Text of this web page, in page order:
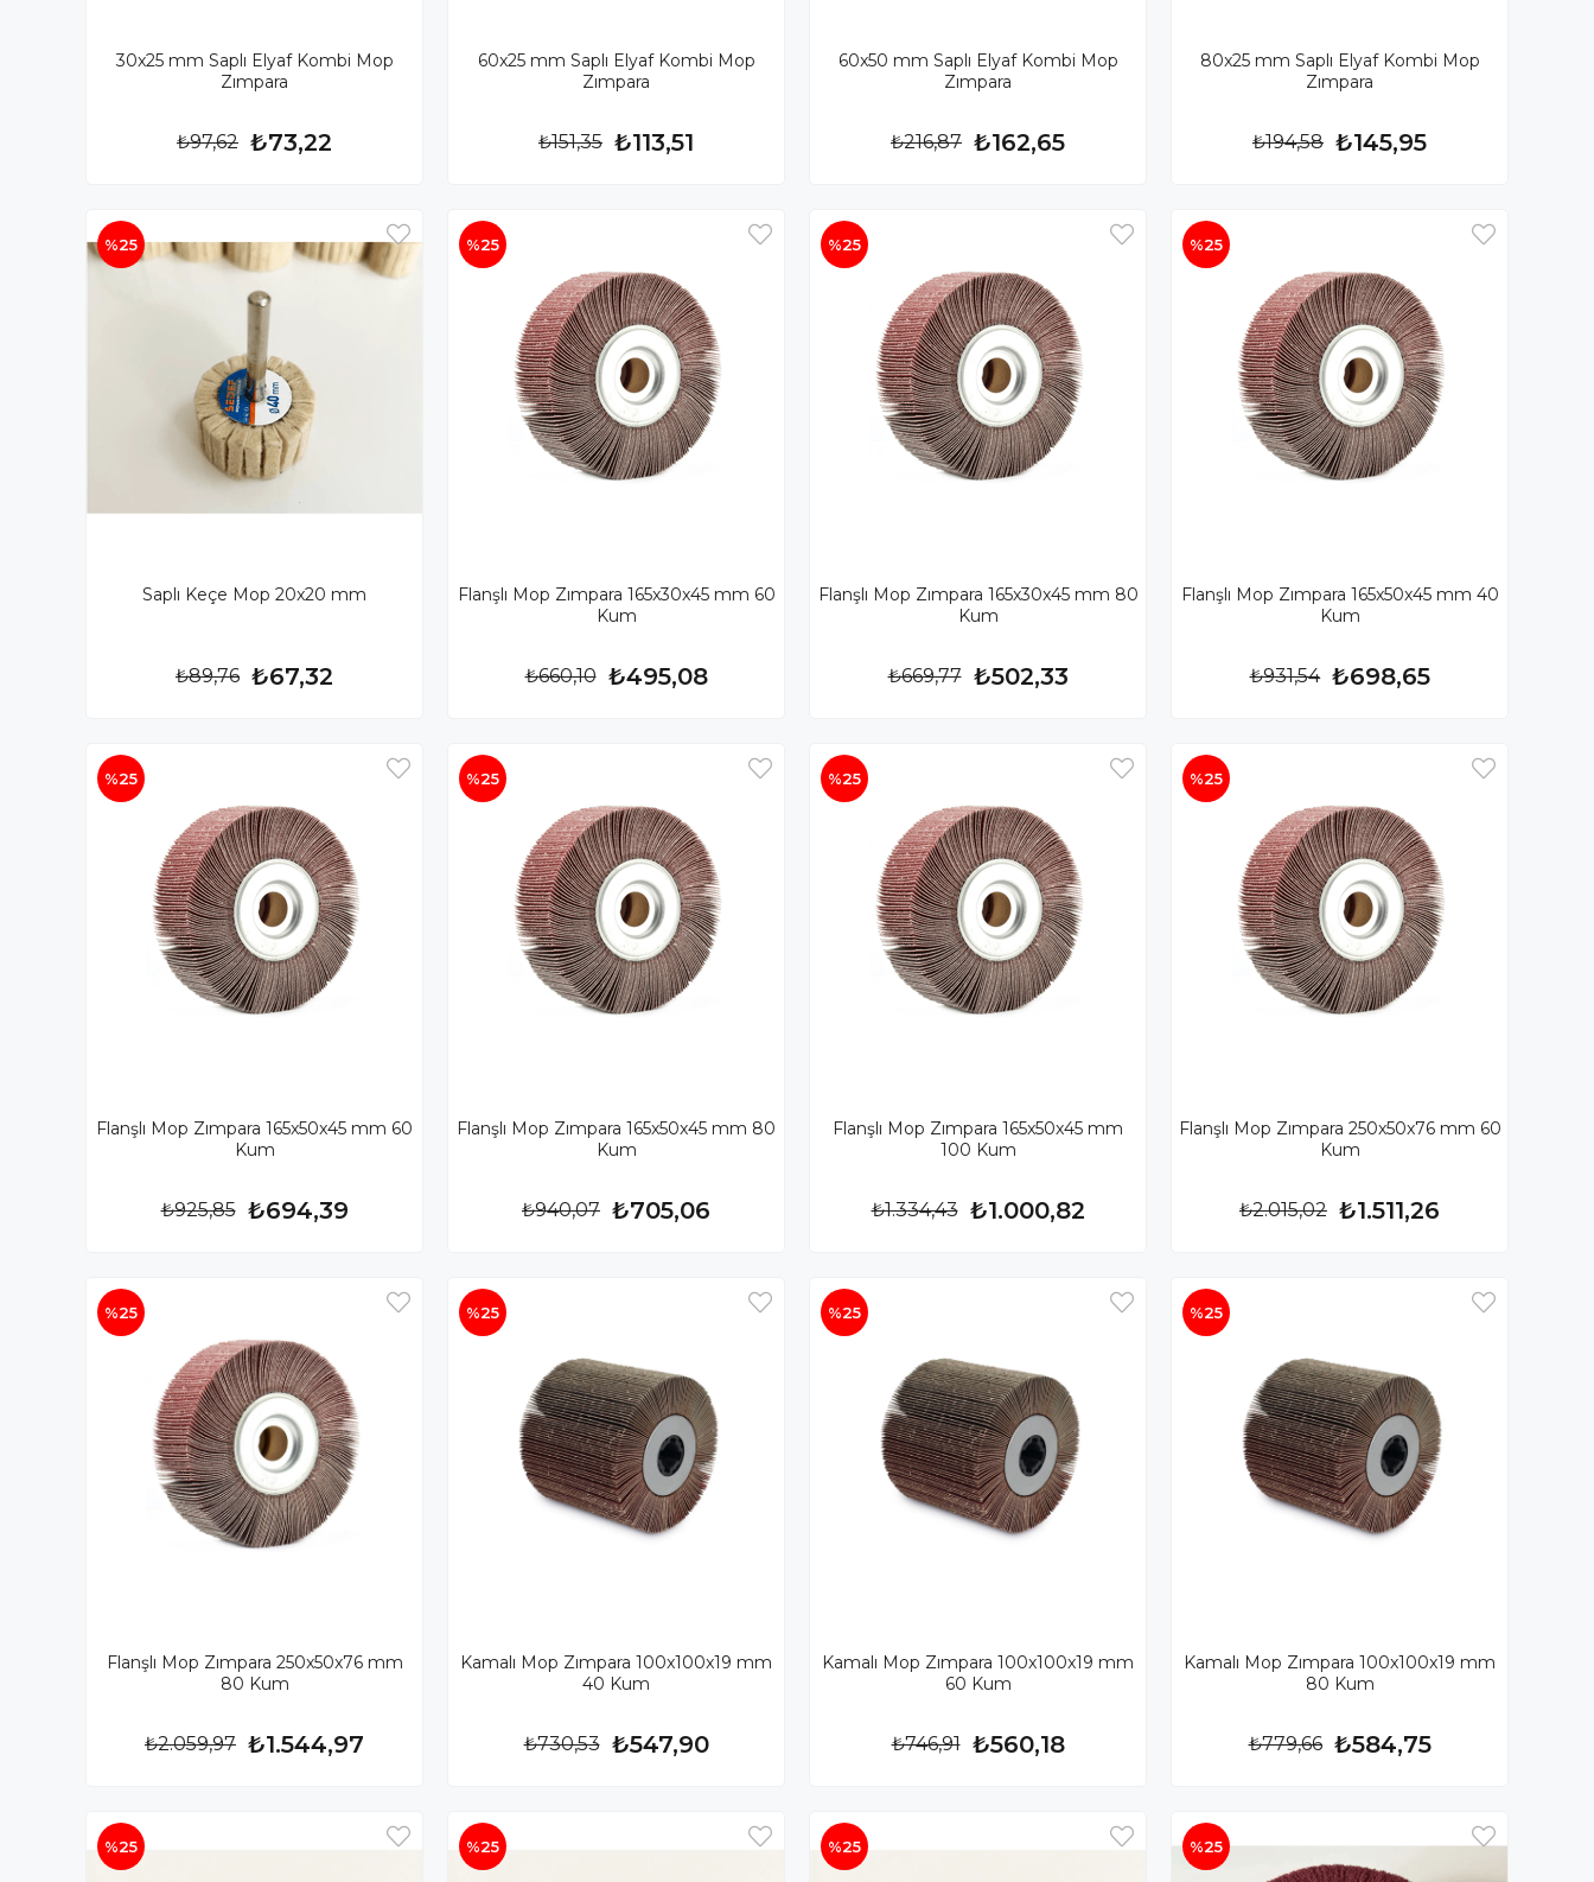
30x25 mm Saplı Elyaf Kombi Mop
Zımpara
₺73,22
₺97,62
60x25 mm Saplı Elyaf Kombi Mop
Zımpara
₺113,51
₺151,35
60x50 mm Saplı Elyaf Kombi Mop
Zımpara
₺162,65
₺216,87
80x25 mm Saplı Elyaf Kombi Mop
Zımpara
₺145,95
₺194,58
Saplı Keçe Mop 20x20 mm
₺67,32
₺89,76
%25
Flanşlı Mop Zımpara 165x30x45 mm 60
Kum
₺495,08
₺660,10
%25
Flanşlı Mop Zımpara 165x30x45 mm 80
Kum
₺502,33
₺669,77
%25
Flanşlı Mop Zımpara 165x50x45 mm 40
Kum
₺698,65
₺931,54
%25
Flanşlı Mop Zımpara 165x50x45 mm 60
Kum
₺694,39
₺925,85
%25
Flanşlı Mop Zımpara 165x50x45 mm 80
Kum
₺705,06
₺940,07
%25
Flanşlı Mop Zımpara 165x50x45 mm
100 Kum
₺1.000,82
₺1.334,43
%25
Flanşlı Mop Zımpara 250x50x76 mm 60
Kum
₺1.511,26
₺2.015,02
%25
Flanşlı Mop Zımpara 250x50x76 mm
80 Kum
₺1.544,97
₺2.059,97
%25
Kamalı Mop Zımpara 100x100x19 mm
40 Kum
₺547,90
₺730,53
%25
Kamalı Mop Zımpara 100x100x19 mm
60 Kum
₺560,18
₺746,91
%25
Kamalı Mop Zımpara 100x100x19 mm
80 Kum
₺584,75
₺779,66
%25
%25 %25 %25 %25